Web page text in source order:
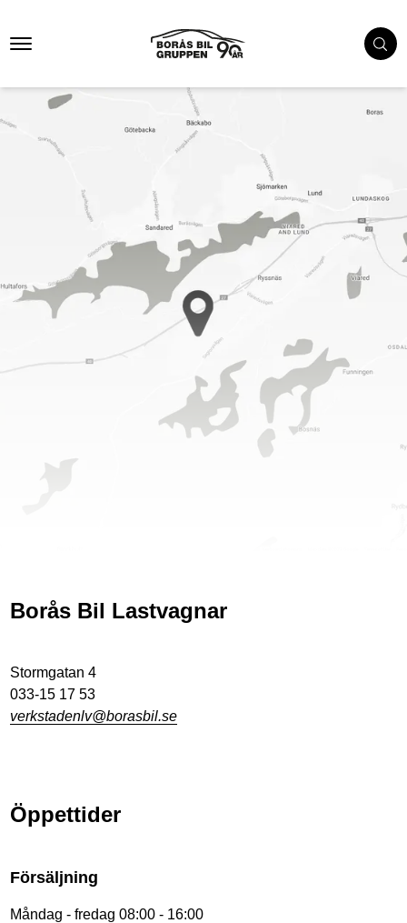
Borås Bil Lastvagnar
Stormgatan 4
033-15 17 53
verkstadenlv@borasbil.se
Öppettider
Försäljning
Måndag - fredag 08:00 - 16:00